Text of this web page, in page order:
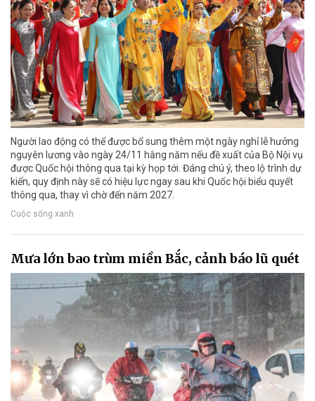
Người lao động có thể được bổ sung thêm một ngày nghỉ lễ hưởng
nguyên lương vào ngày 24/11 hằng năm nếu đề xuất của Bộ Nội vụ
được Quốc hội thông qua tại kỳ họp tới. Đáng chú ý, theo lộ trình dự
kiến, quy định này sẽ có hiệu lực ngay sau khi Quốc hội biểu quyết
thông qua, thay vì chờ đến năm 2027.
Cuộc sống xanh
Mưa lớn bao trùm miền Bắc, cảnh báo lũ quét